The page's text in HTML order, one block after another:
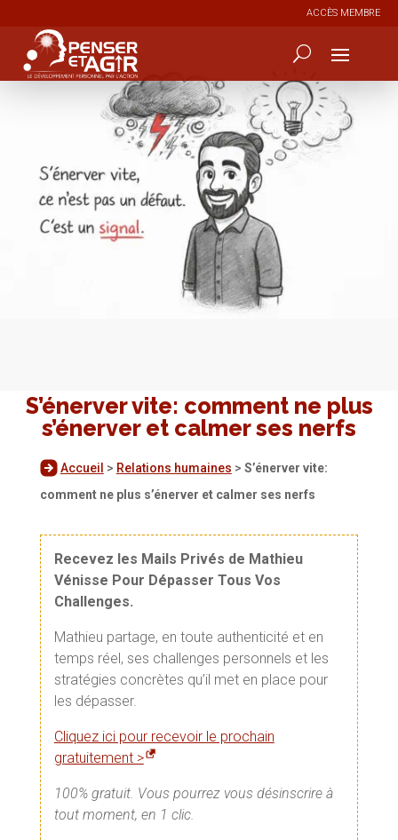
ACCÈS MEMBRE
S’énerver vite: comment ne plus
s’énerver et calmer ses nerfs
Accueil > Relations humaines > S’énerver vite:
comment ne plus s’énerver et calmer ses nerfs
Recevez les Mails Privés de Mathieu
Vénisse Pour Dépasser Tous Vos
Challenges.
Mathieu partage, en toute authenticité et en
temps réel, ses challenges personnels et les
stratégies concrètes qu’il met en place pour
les dépasser.
Cliquez ici pour recevoir le prochain
gratuitement >
100% gratuit. Vous pourrez vous désinscrire à
tout moment, en 1 clic.